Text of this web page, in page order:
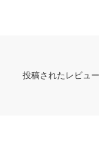
投稿されたレビュ